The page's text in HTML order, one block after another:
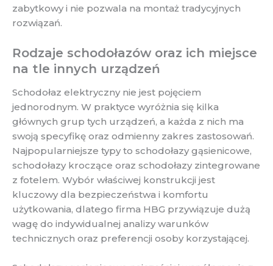
zabytkowy i nie pozwala na montaż tradycyjnych
rozwiązań.
Rodzaje schodołazów oraz ich miejsce
na tle innych urządzeń
Schodołaz elektryczny nie jest pojęciem
jednorodnym. W praktyce wyróżnia się kilka
głównych grup tych urządzeń, a każda z nich ma
swoją specyfikę oraz odmienny zakres zastosowań.
Najpopularniejsze typy to schodołazy gąsienicowe,
schodołazy kroczące oraz schodołazy zintegrowane
z fotelem. Wybór właściwej konstrukcji jest
kluczowy dla bezpieczeństwa i komfortu
użytkowania, dlatego firma HBG przywiązuje dużą
wagę do indywidualnej analizy warunków
technicznych oraz preferencji osoby korzystającej.